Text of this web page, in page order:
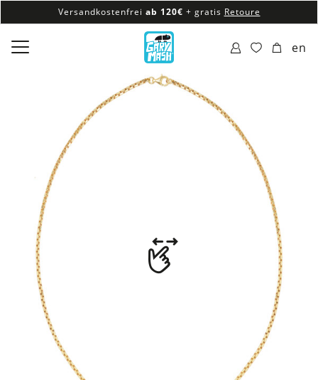
Versandkostenfrei ab 120€ + gratis Retoure
100% veganes & fair produziertes Sortiment
Versandkostenfrei ab 120€
en